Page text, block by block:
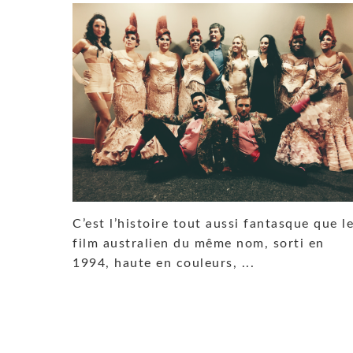
C’est l’histoire tout aussi fantasque que le
film australien du même nom, sorti en
1994, haute en couleurs, ...